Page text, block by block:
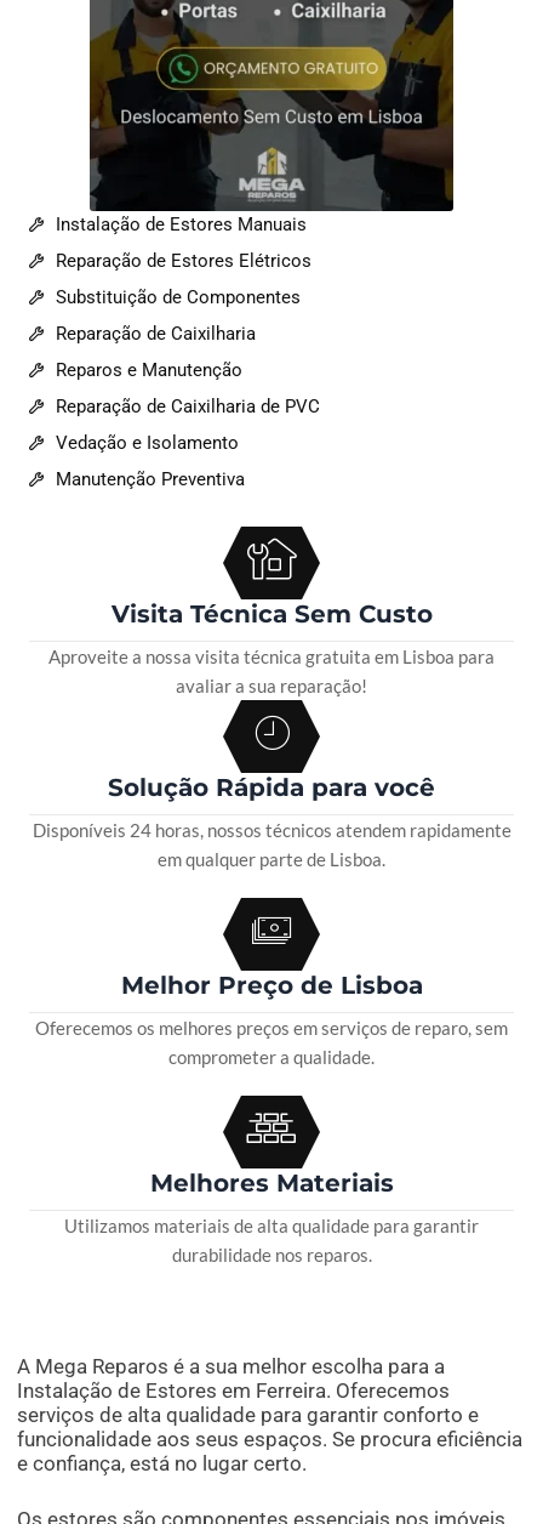
Instalação de Estores Manuais
Reparação de Estores Elétricos
Substituição de Componentes
Reparação de Caixilharia
Reparos e Manutenção
Reparação de Caixilharia de PVC
Vedação e Isolamento
Manutenção Preventiva
Visita Técnica Sem Custo
Aproveite a nossa visita técnica gratuita em Lisboa para
avaliar a sua reparação!
Solução Rápida para você
Disponíveis 24 horas, nossos técnicos atendem rapidamente
em qualquer parte de Lisboa.
Melhor Preço de Lisboa
Oferecemos os melhores preços em serviços de reparo, sem
comprometer a qualidade.
Melhores Materiais
Utilizamos materiais de alta qualidade para garantir
durabilidade nos reparos.
A Mega Reparos é a sua melhor escolha para a
Instalação de Estores em Ferreira. Oferecemos
serviços de alta qualidade para garantir conforto e
funcionalidade aos seus espaços. Se procura eficiência
e confiança, está no lugar certo.
Os estores são componentes essenciais nos imóveis,